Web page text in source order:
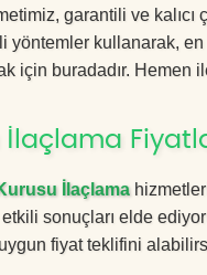
garantili ve
yöntemler kullanarak,
için buradadır.
İlaçlama
sonuçları elde
fiyat teklifini